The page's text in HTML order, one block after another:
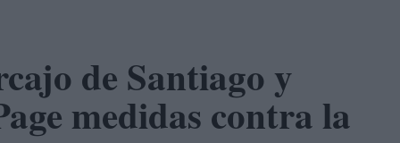
de Santiago y
medidas contra la